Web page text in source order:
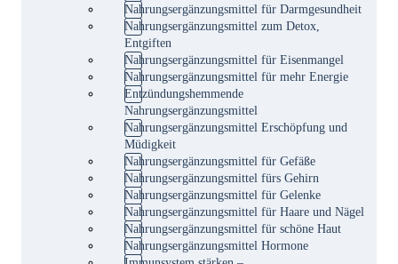
Nahrungsergänzungsmittel für Darmgesundheit
Nahrungsergänzungsmittel zum Detox,
Entgiften
Nahrungsergänzungsmittel für Eisenmangel
Nahrungsergänzungsmittel für mehr Energie
Entzündungshemmende
Nahrungsergänzungsmittel
Nahrungsergänzungsmittel Erschöpfung und
Müdigkeit
Nahrungsergänzungsmittel für Gefäße
Nahrungsergänzungsmittel fürs Gehirn
Nahrungsergänzungsmittel für Gelenke
Nahrungsergänzungsmittel für Haare und Nägel
Nahrungsergänzungsmittel für schöne Haut
Nahrungsergänzungsmittel Hormone